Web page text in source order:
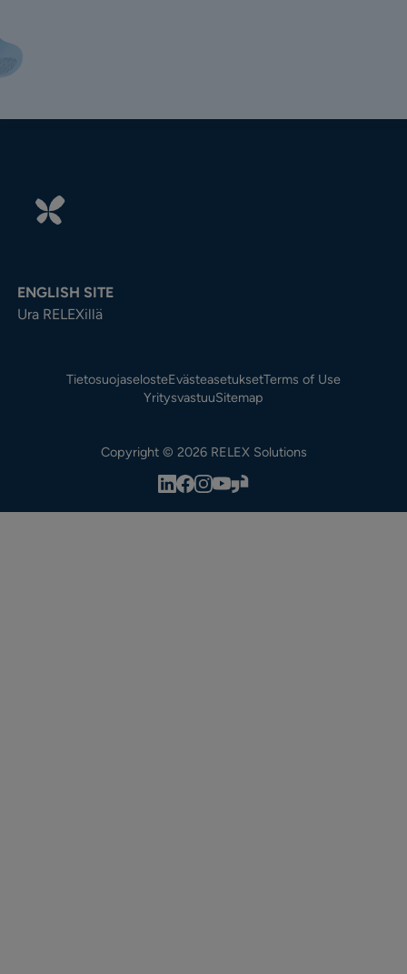
ENGLISH SITE
Ura RELEXillä
TietosuojaselosteEvästeasetuksetTerms of Use
YritysvastuuSitemap
Copyright © 2026 RELEX Solutions